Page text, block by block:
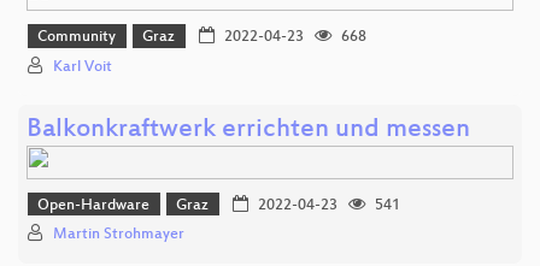
Community Graz 2022-04-23
668
Karl Voit
Balkonkraftwerk errichten und messen
Open-Hardware Graz 2022-04-23
541
Martin Strohmayer